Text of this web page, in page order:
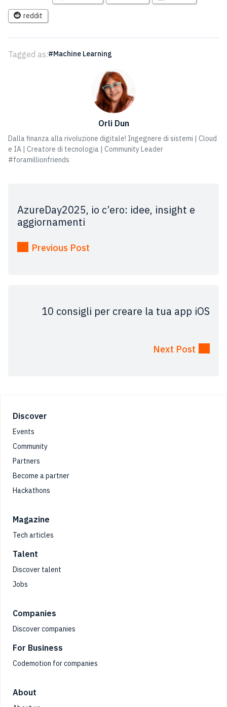
reddit
Tagged as: Machine Learning
Orli Dun
Dalla finanza alla rivoluzione digitale! Ingegnere di sistemi | Cloud
e IA | Creatore di tecnologia | Community Leader
#foramillionfriends
AzureDay2025, io c’ero: idee, insight e
aggiornamenti
Previous Post
10 consigli per creare la tua app iOS
Next Post
Footer
Discover
Events
Community
Partners
Become a partner
Hackathons
Magazine
Tech articles
Talent
Discover talent
Jobs
Companies
Discover companies
For Business
Codemotion for companies
About